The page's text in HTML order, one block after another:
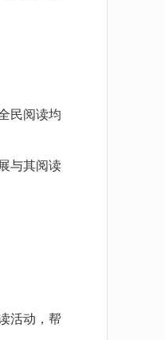
民阅读均
与其阅读
活动，帮